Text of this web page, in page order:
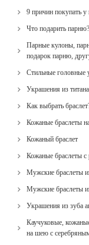
9 причин покупать
Что подарить парню?
Парные кулоны,
подарок парню,
Стильные головные
Украшения из титана
Как выбрать
Кожаные браслеты
Кожаный браслет
Кожаные браслеты
Мужские браслеты
Мужские браслеты
Украшения из зуба
Каучуковые,
на шею с